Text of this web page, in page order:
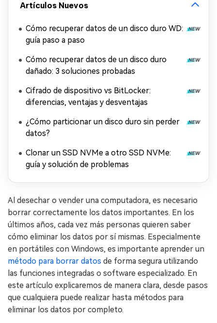
Artículos Nuevos
Cómo recuperar datos de un disco duro WD:
guía paso a paso
Cómo recuperar datos de un disco duro
dañado: 3 soluciones probadas
Cifrado de dispositivo vs BitLocker:
diferencias, ventajas y desventajas
¿Cómo particionar un disco duro sin perder
datos?
Clonar un SSD NVMe a otro SSD NVMe:
guía y solución de problemas
Al desechar o vender una computadora, es necesario
borrar correctamente los datos importantes. En los
últimos años, cada vez más personas quieren saber
cómo eliminar los datos por sí mismas. Especialmente
en portátiles con Windows, es importante aprender un
método para borrar datos de forma segura utilizando
las funciones integradas o software especializado. En
este artículo explicaremos de manera clara, desde pasos
que cualquiera puede realizar hasta métodos para
eliminar los datos por completo.